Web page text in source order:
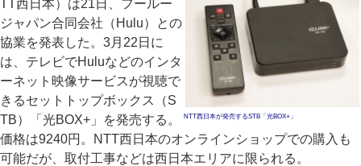
NTT西日本が発売するSTB「光BOX+」
TT西日本）は21日、フールー
ジャパン合同会社（Hulu）との
協業を発表した。3月22日に
は、テレビでHuluなどのインタ
ーネット映像サービスが視聴で
きるセットトップボックス（S
TB）「光BOX+」を発売する。
価格は9240円。NTT西日本のオンラインショップでの購入も
可能だが、取付工事などは西日本エリアに限られる。